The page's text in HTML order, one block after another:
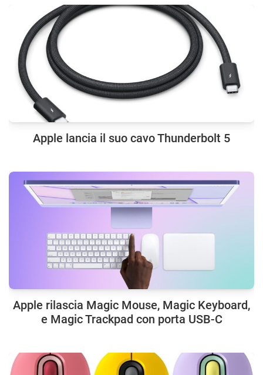
Apple lancia il suo cavo Thunderbolt 5
Apple rilascia Magic Mouse, Magic Keyboard,
e Magic Trackpad con porta USB-C